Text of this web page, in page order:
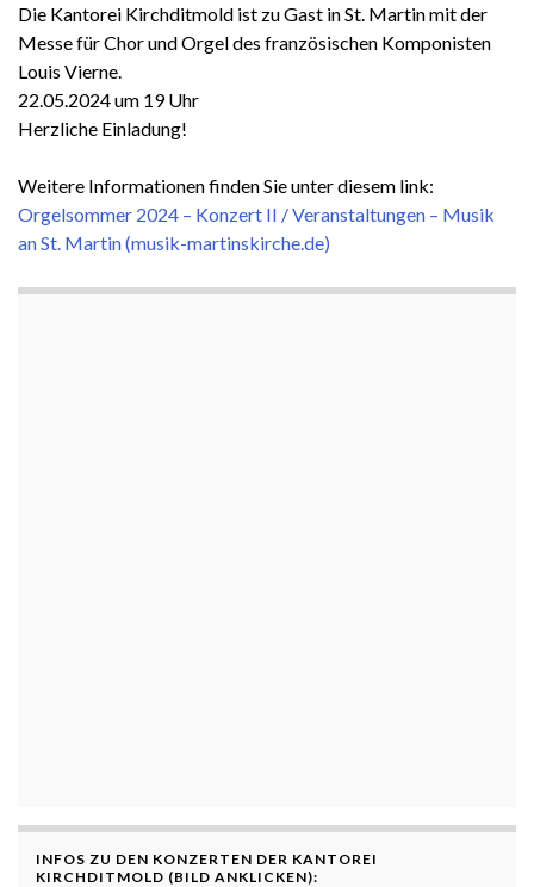
Die Kantorei Kirchditmold ist zu Gast in St. Martin mit der
Messe für Chor und Orgel des französischen Komponisten
Louis Vierne.
22.05.2024 um 19 Uhr
Herzliche Einladung!
Weitere Informationen finden Sie unter diesem link:
Orgelsommer 2024 – Konzert II / Veranstaltungen – Musik
an St. Martin (musik-martinskirche.de)
INFOS ZU DEN KONZERTEN DER KANTOREI
KIRCHDITMOLD (BILD ANKLICKEN):